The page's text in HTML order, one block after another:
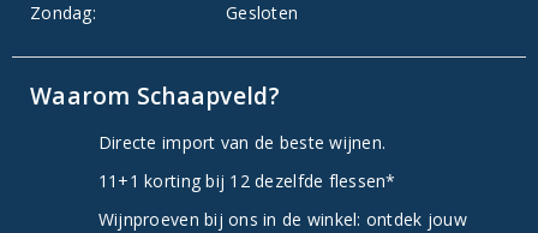
Zondag:
Gesloten
Waarom Schaapveld?
Directe import van de beste wijnen.
11+1 korting bij 12 dezelfde flessen*
Wijnproeven bij ons in de winkel: ontdek jouw